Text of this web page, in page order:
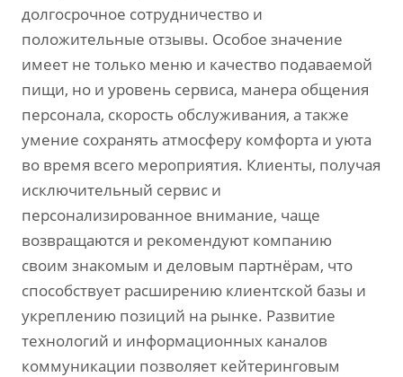
долгосрочное сотрудничество и
положительные отзывы. Особое значение
имеет не только меню и качество подаваемой
пищи‚ но и уровень сервиса‚ манера общения
персонала‚ скорость обслуживания‚ а также
умение сохранять атмосферу комфорта и уюта
во время всего мероприятия. Клиенты‚ получая
исключительный сервис и
персонализированное внимание‚ чаще
возвращаются и рекомендуют компанию
своим знакомым и деловым партнёрам‚ что
способствует расширению клиентской базы и
укреплению позиций на рынке. Развитие
технологий и информационных каналов
коммуникации позволяет кейтеринговым